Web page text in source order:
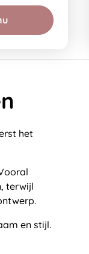
het
terwijl
en stijl.